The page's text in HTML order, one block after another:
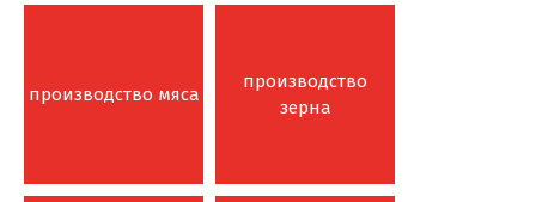
производство мяса
производство
зерна